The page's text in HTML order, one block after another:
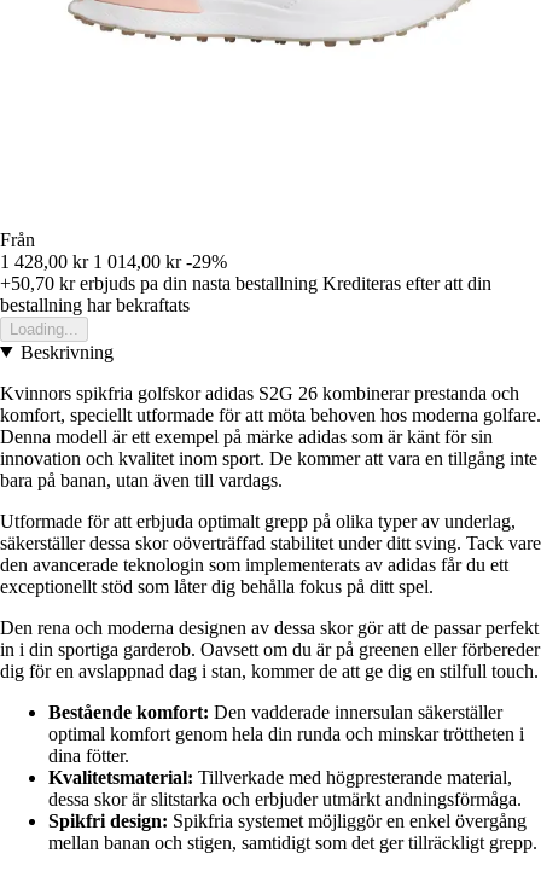
Från
1 428,00 kr 1 014,00 kr -29%
+50,70 krerbjuds pa din nasta bestallning Krediteras efter att din
bestallning har bekraftats
Loading...
Beskrivning
Kvinnors spikfria golfskor adidas S2G 26 kombinerar prestanda och
komfort, speciellt utformade för att möta behoven hos moderna golfare.
Denna modell är ett exempel på märke adidas som är känt för sin
innovation och kvalitet inom sport. De kommer att vara en tillgång inte
bara på banan, utan även till vardags.
Utformade för att erbjuda optimalt grepp på olika typer av underlag,
säkerställer dessa skor oöverträffad stabilitet under ditt sving. Tack vare
den avancerade teknologin som implementerats av adidas får du ett
exceptionellt stöd som låter dig behålla fokus på ditt spel.
Den rena och moderna designen av dessa skor gör att de passar perfekt
in i din sportiga garderob. Oavsett om du är på greenen eller förbereder
dig för en avslappnad dag i stan, kommer de att ge dig en stilfull touch.
Bestående komfort: Den vadderade innersulan säkerställer
optimal komfort genom hela din runda och minskar tröttheten i
dina fötter.
Kvalitetsmaterial: Tillverkade med högpresterande material,
dessa skor är slitstarka och erbjuder utmärkt andningsförmåga.
Spikfri design: Spikfria systemet möjliggör en enkel övergång
mellan banan och stigen, samtidigt som det ger tillräckligt grepp.